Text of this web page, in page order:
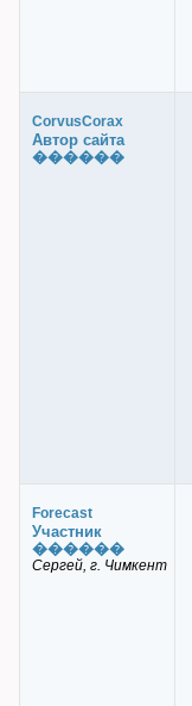
CorvusCorax
Автор сайта
������
Forecast
Участник
������
Сергей, г. Чимкент